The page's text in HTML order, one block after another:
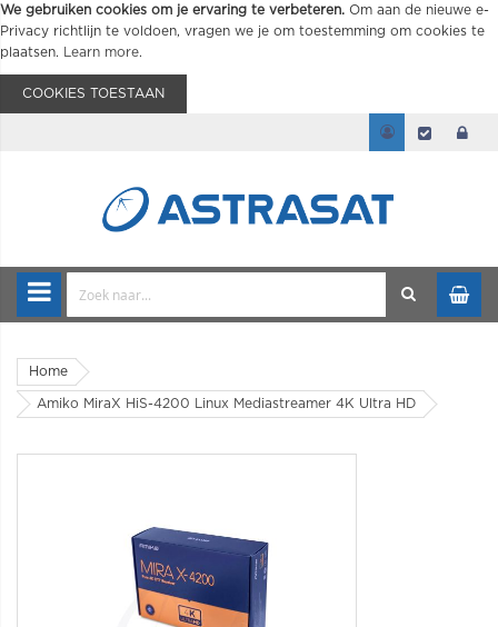
We gebruiken cookies om je ervaring te verbeteren. Om aan de nieuwe e-
Privacy richtlijn te voldoen, vragen we je om toestemming om cookies te
plaatsen.
Learn more.
COOKIES TOESTAAN
Home
Amiko MiraX HiS-4200 Linux Mediastreamer 4K Ultra HD